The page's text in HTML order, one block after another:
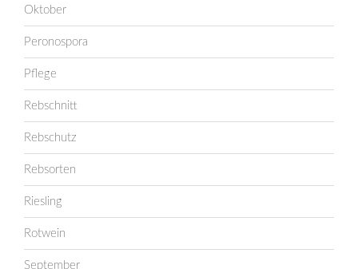
Oktober
Peronospora
Pflege
Rebschnitt
Rebschutz
Rebsorten
Riesling
Rotwein
September